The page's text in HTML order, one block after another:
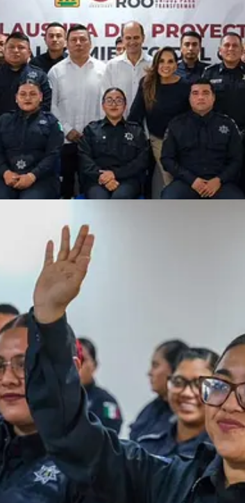
de este esfuerzo interinstitucional, entre los que
especializados para homologar la atención e
del país en capacitar a operadores de